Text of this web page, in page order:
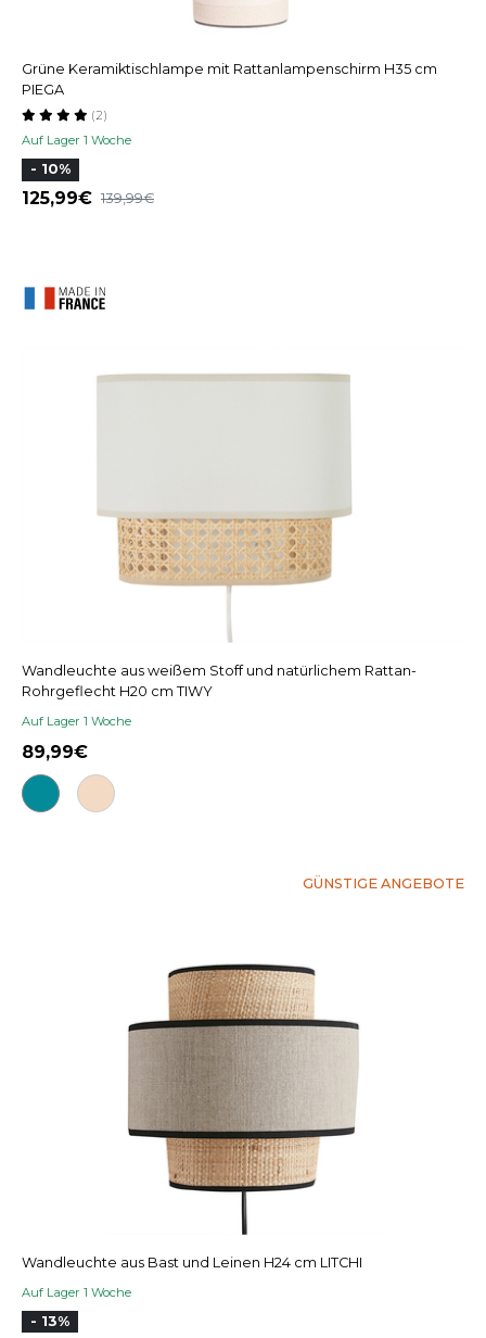
Grüne Keramiktischlampe mit Rattanlampenschirm H35 cm
PIEGA
Auf Lager 1 Woche
(2)
- 10%
125,99 139,99
Wandleuchte aus weißem Stoff und natürlichem Rattan-
Rohrgeflecht H20 cm TIWY
Auf Lager 1 Woche
89,99
GÜNSTIGE ANGEBOTE
Wandleuchte aus Bast und Leinen H24 cm LITCHI
Auf Lager 1 Woche
- 13%